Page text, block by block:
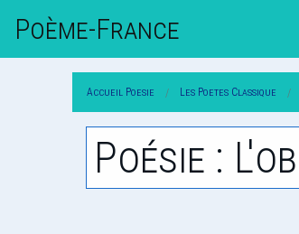
Poème-FrAnce
Accueil Poesie Les Poetes Classique
Poésie :